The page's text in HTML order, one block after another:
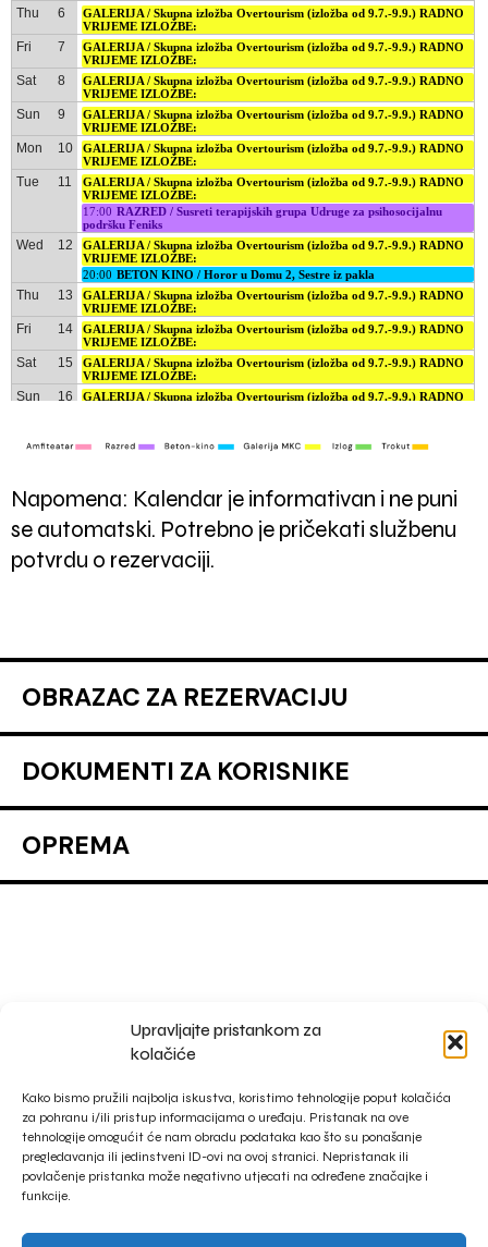
Upravljajte pristankom za
kolačiće
Kako bismo pružili najbolja iskustva, koristimo tehnologije poput kolačića
za pohranu i/ili pristup informacijama o uređaju. Pristanak na ove
tehnologije omogućit će nam obradu podataka kao što su ponašanje
pregledavanja ili jedinstveni ID-ovi na ovoj stranici. Nepristanak ili
povlačenje pristanka može negativno utjecati na određene značajke i
funkcije.
Napomena: Kalendar je informativan i ne puni
se automatski. Potrebno je pričekati službenu
potvrdu o rezervaciji.
OBRAZAC ZA REZERVACIJU
DOKUMENTI ZA KORISNIKE
OPREMA
impressum
privacy policy